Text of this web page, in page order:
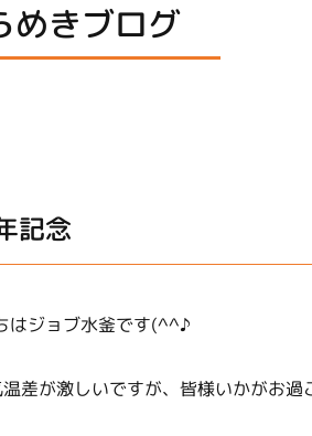
めきブログ
記念
はジョブ水釜です(^^♪
差が激しいですが、皆様いかがお過